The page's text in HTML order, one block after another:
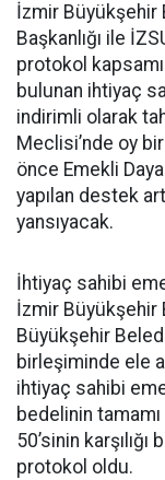
İzmir Büyükşehir
Başkanlığı ile
protokol
bulunan ihtiyaç
indirimli olarak
Meclisi’nde oy
önce Emekli
yapılan destek
yansıyacak.
İhtiyaç sahibi
İzmir
Büyükşehir
birleşiminde ele
ihtiyaç sahibi
bedelinin
50’sinin
protokol oldu.